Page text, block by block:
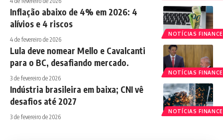
NOTÍCIAS
Inflação abaixo de 4% em 2026: 4
alívios e 4 riscos
4 de fevereiro de 2026
NOTÍCIAS
Lula deve nomear Mello e Cavalcanti
para o BC, desafiando mercado.
3 de fevereiro de 2026
NOTÍCIAS
Indústria brasileira em baixa; CNI vê
desafios até 2027
3 de fevereiro de 2026